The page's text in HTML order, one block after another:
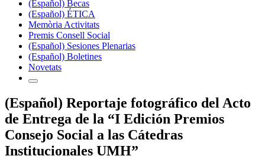
(Español) Becas
(Español) ÉTICA
Memòria Activitats
Premis Consell Social
(Español) Sesiones Plenarias
(Español) Boletines
Novetats
(Español) Reportaje fotográfico del Acto
de Entrega de la “I Edición Premios
Consejo Social a las Cátedras
Institucionales UMH”